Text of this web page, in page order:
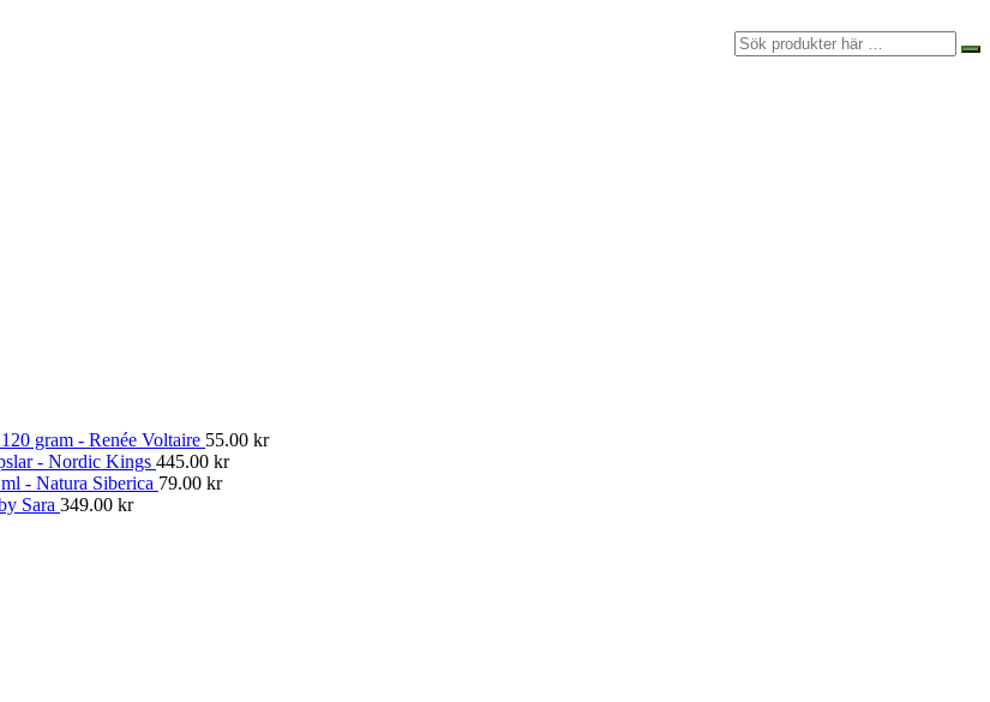
gram - Renée Voltaire 55.00 kr
- Nordic Kings 445.00 kr
- Natura Siberica 79.00 kr
Sara 349.00 kr